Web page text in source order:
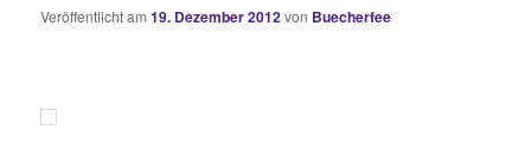
Veröffentlicht am19. Dezember 2012von Buecherfee